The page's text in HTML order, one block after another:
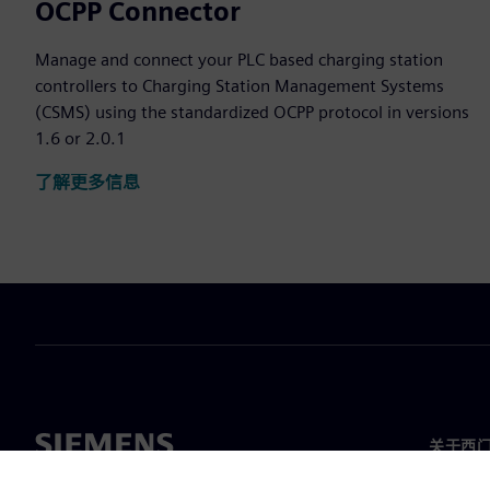
OCPP Connector
Manage and connect your PLC based charging station
controllers to Charging Station Management Systems
(CSMS) using the standardized OCPP protocol in versions
1.6 or 2.0.1
了解更多信息
关于西